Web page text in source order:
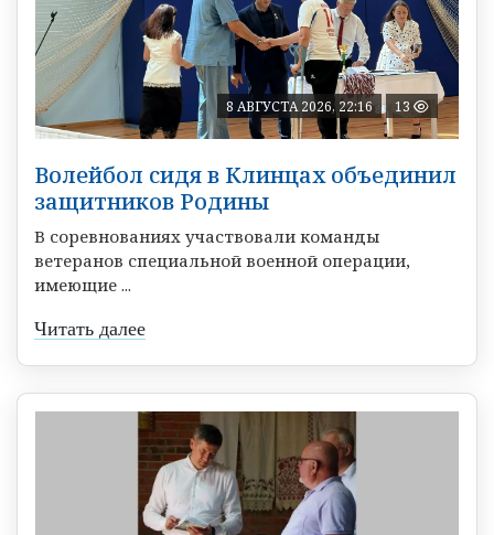
8 АВГУСТА 2026, 22:16 13
Волейбол сидя в Клинцах объединил
защитников Родины
В соревнованиях участвовали команды
ветеранов специальной военной операции,
имеющие ...
Читать далее